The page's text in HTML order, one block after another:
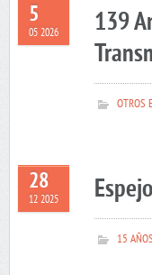
5
05 2026
139
OTROS
28
12 2025
15 AÑOS